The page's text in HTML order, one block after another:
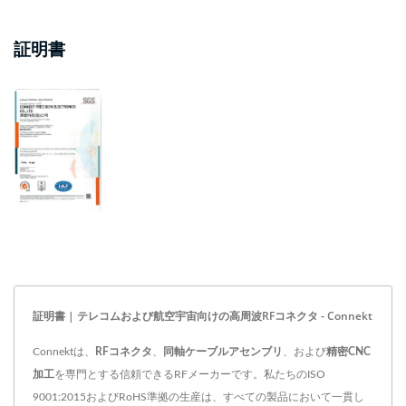
証明書
証明書 | テレコムおよび航空宇宙向けの高周波RFコネクタ - Connekt
Connektは、 RFコネクタ 同軸ケーブルアセンブリ 、および精密CNC
加工を専門とする信頼できるRFメーカーです。私たちのISO
9001:2015およびRoHS準拠の生産は、すべての製品において一貫し